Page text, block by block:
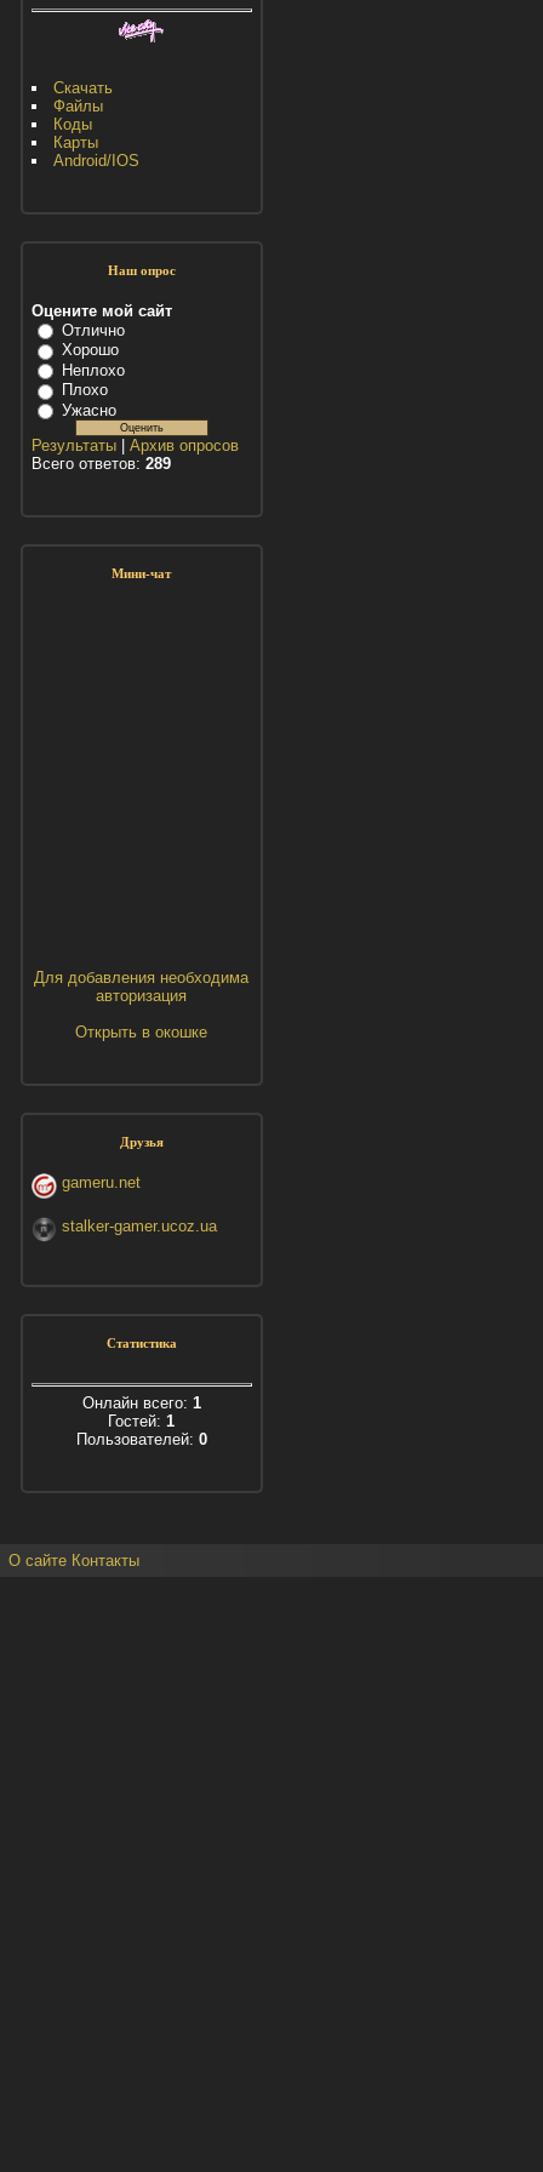
Скачать
Файлы
Коды
Карты
Android/IOS
Наш опрос
Оцените мой сайт
Отлично
Хорошо
Неплохо
Плохо
Ужасно
Результаты| Архив опросов
Всего ответов: 289
Мини-чат
Для добавления необходима
авторизация
Открыть в окошке
Друзья
gameru.net
stalker-gamer.ucoz.ua
Статистика
Онлайн всего: 1
Гостей: 1
Пользователей: 0
О сайте Контакты